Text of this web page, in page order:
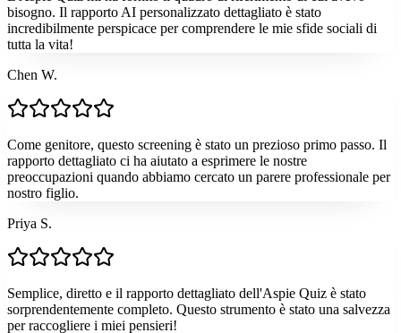
bisogno. Il rapporto AI personalizzato dettagliato è stato
incredibilmente perspicace per comprendere le mie sfide sociali di
tutta la vita!
Chen W.
Come genitore, questo screening è stato un prezioso primo passo. Il
rapporto dettagliato ci ha aiutato a esprimere le nostre
preoccupazioni quando abbiamo cercato un parere professionale per
nostro figlio.
Priya S.
Semplice, diretto e il rapporto dettagliato dell'Aspie Quiz è stato
sorprendentemente completo. Questo strumento è stato una salvezza
per raccogliere i miei pensieri!